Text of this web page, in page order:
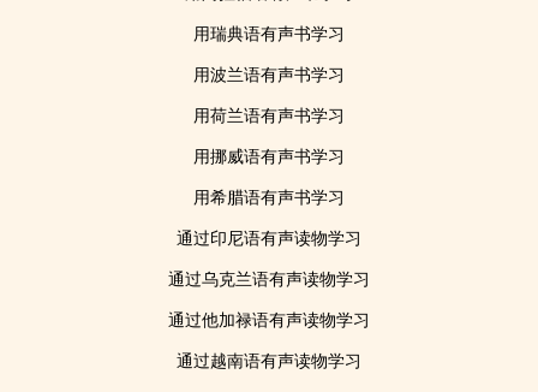
用瑞典语有声书学习
用波兰语有声书学习
用荷兰语有声书学习
用挪威语有声书学习
用希腊语有声书学习
通过印尼语有声读物学习
通过乌克兰语有声读物学习
通过他加禄语有声读物学习
通过越南语有声读物学习